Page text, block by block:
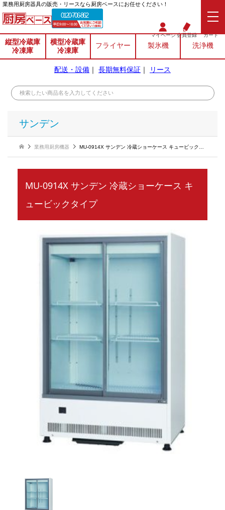
業務⽤厨房器具の販売・リースなら厨房ベースにお任せください！
0120-706-862
マイページ会員登録 カート
縦型冷蔵庫
冷凍庫
横型冷蔵庫
冷凍庫
フライヤー 製氷機 洗浄機
配送・設備 ｜ 長期無料保証 ｜ リース
サンデン
業務用厨房機器 MU-0914X サンデン 冷蔵ショーケース キュービックタイプ
MU-0914X サンデン 冷蔵ショーケース キ
ュービックタイプ